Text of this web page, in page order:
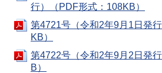
行）（PDF形式：108KB）
第4721号（令和2年9月1日発
KB）
第4722号（令和2年9月2日発
B）